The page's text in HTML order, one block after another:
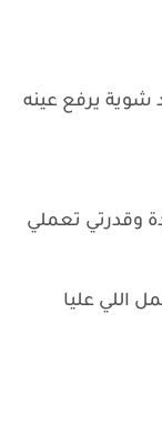
شوية يرفع عينه
وقدرتي تعملي
اللي عليا